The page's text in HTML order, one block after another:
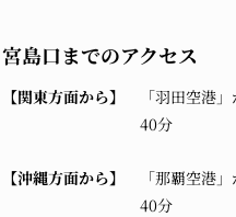
宮島口までのアクセス
【関東方面から】
「羽田空港
40分
【沖縄方面から】
「那覇空港
40分